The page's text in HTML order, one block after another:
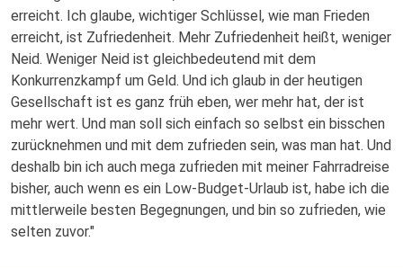
erreicht. Ich glaube, wichtiger Schlüssel, wie man Frieden
erreicht, ist Zufriedenheit. Mehr Zufriedenheit heißt, weniger
Neid. Weniger Neid ist gleichbedeutend mit dem
Konkurrenzkampf um Geld. Und ich glaub in der heutigen
Gesellschaft ist es ganz früh eben, wer mehr hat, der ist
mehr wert. Und man soll sich einfach so selbst ein bisschen
zurücknehmen und mit dem zufrieden sein, was man hat. Und
deshalb bin ich auch mega zufrieden mit meiner Fahrradreise
bisher, auch wenn es ein Low-Budget-Urlaub ist, habe ich die
mittlerweile besten Begegnungen, und bin so zufrieden, wie
selten zuvor."